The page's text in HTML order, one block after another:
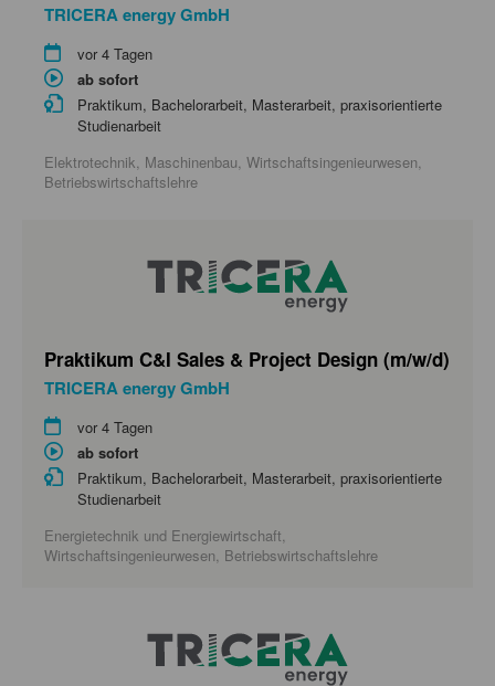
TRICERA energy GmbH
vor 4 Tagen
ab sofort
Praktikum, Bachelorarbeit, Masterarbeit, praxisorientierte
Studienarbeit
Elektrotechnik, Maschinenbau, Wirtschaftsingenieurwesen,
Betriebswirtschaftslehre
Praktikum C&I Sales & Project Design (m/w/d)
TRICERA energy GmbH
vor 4 Tagen
ab sofort
Praktikum, Bachelorarbeit, Masterarbeit, praxisorientierte
Studienarbeit
Energietechnik und Energiewirtschaft,
Wirtschaftsingenieurwesen, Betriebswirtschaftslehre